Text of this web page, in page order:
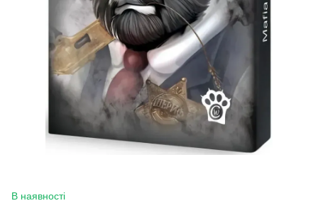
В наявності